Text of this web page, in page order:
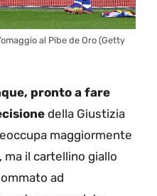
al Pibe de Oro (Getty
pronto a fare
della Giustizia
maggiormente
ma il cartellino giallo
ad